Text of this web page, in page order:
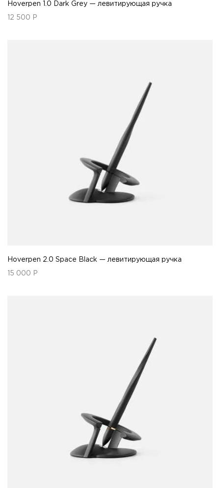
Hoverpen 1.0 Dark Grey — левитирующая ручка
12 500 Р
Hoverpen 2.0 Space Black — левитирующая ручка
15 000 Р